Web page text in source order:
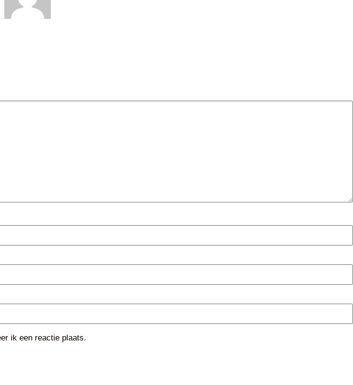
ik een reactie plaats.